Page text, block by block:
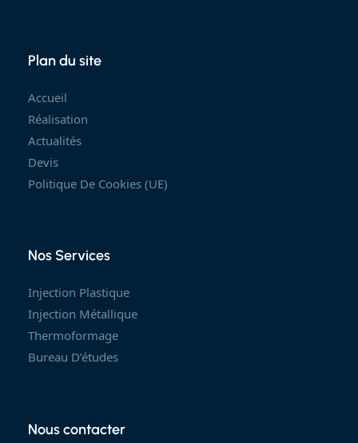
Plan du site
Accueil
Réalisation
Actualités
Devis
Politique De Cookies (UE)
Nos Services
Injection Plastique
Injection Métallique
Thermoformage
Bureau D’études
Nous contacter